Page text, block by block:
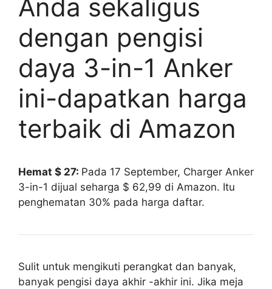
Anda sekaligus
dengan pengisi
daya 3-in-1 Anker
ini-dapatkan harga
terbaik di Amazon
Hemat $ 27: Pada 17 September, Charger Anker
3-in-1 dijual seharga $ 62,99 di Amazon. Itu
penghematan 30% pada harga daftar.
Sulit untuk mengikuti perangkat dan banyak,
banyak pengisi daya akhir -akhir ini. Jika meja